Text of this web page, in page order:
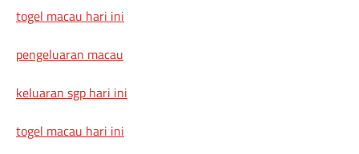
togel macau hari ini
pengeluaran macau
keluaran sgp hari ini
togel macau hari ini